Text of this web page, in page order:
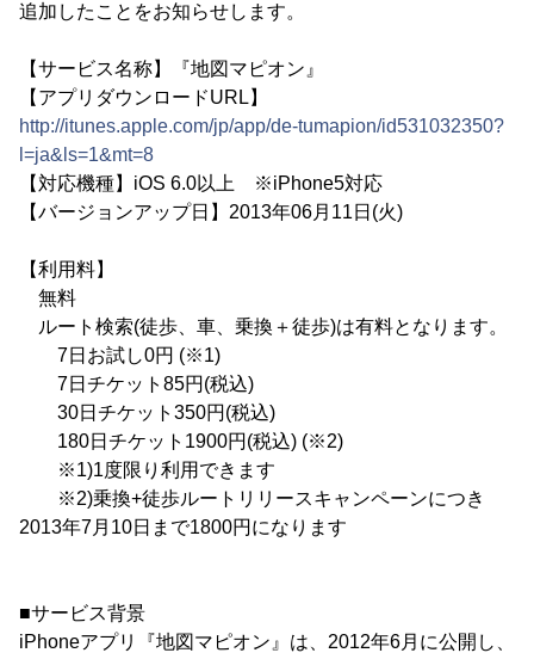
追加したことをお知らせします。
【サービス名称】『地図マピオン』
【アプリダウンロードURL】
http://itunes.apple.com/jp/app/de-tumapion/id531032350?
l=ja&ls=1&mt=8
【対応機種】iOS 6.0以上 ※iPhone5対応
【バージョンアップ日】2013年06月11日(火)
【利用料】
無料
ルート検索(徒歩、車、乗換＋徒歩)は有料となります。
7日お試し0円 (※1)
7日チケット85円(税込)
30日チケット350円(税込)
180日チケット1900円(税込) (※2)
※1)1度限り利用できます
※2)乗換+徒歩ルートリリースキャンペーンにつき
2013年7月10日まで1800円になります
■サービス背景
iPhoneアプリ『地図マピオン』は、2012年6月に公開し、